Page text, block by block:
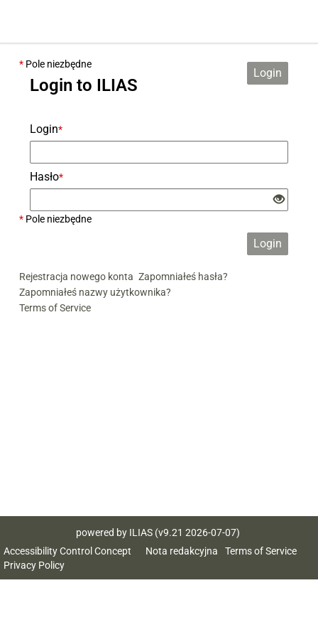
Login
* Pole niezbędne
Login to ILIAS
Login*
Hasło*
* Pole niezbędne
Login
Rejestracja nowego konta Zapomniałeś hasła?
Zapomniałeś nazwy użytkownika?
Terms of Service
powered by ILIAS (v9.21 2026-07-07)
Nota redakcyjna
Accessibility Control Concept
Terms of Service
Privacy Policy